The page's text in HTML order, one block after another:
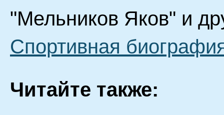
"Мельников Яков" и
Спортивная
Читайте также: